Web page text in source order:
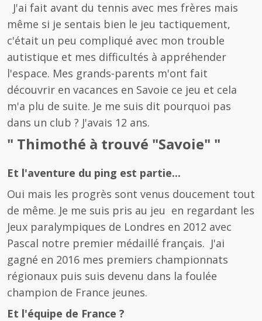
J'ai fait avant du tennis avec mes frères mais
même si je sentais bien le jeu tactiquement,
c'était un peu compliqué avec mon trouble
autistique et mes difficultés à appréhender
l'espace. Mes grands-parents m'ont fait
découvrir en vacances en Savoie ce jeu et cela
m'a plu de suite. Je me suis dit pourquoi pas
dans un club ? J'avais 12 ans.
" Thimothé à trouvé "Savoie" "
Et l'aventure du ping est partie...
Oui mais les progrès sont venus doucement tout
de même. Je me suis pris au jeu en regardant les
Jeux paralympiques de Londres en 2012 avec
Pascal notre premier médaillé français. J'ai
gagné en 2016 mes premiers championnats
régionaux puis suis devenu dans la foulée
champion de France jeunes.
Et l'équipe de France ?